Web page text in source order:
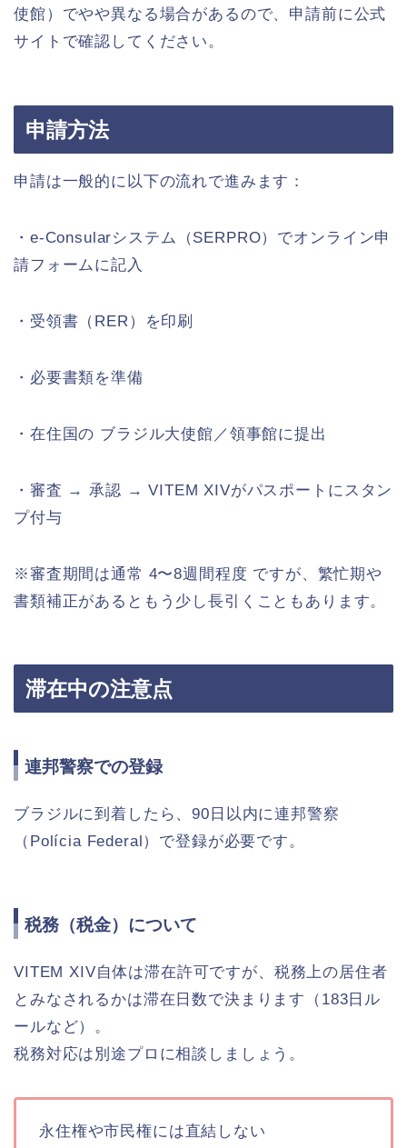
使館）でやや異なる場合があるので、申請前に公式
サイトで確認してください。
申請方法
申請は一般的に以下の流れで進みます：
・e-Consularシステム（SERPRO）でオンライン申
請フォームに記入
・受領書（RER）を印刷
・必要書類を準備
・在住国の ブラジル大使館／領事館に提出
・審査 → 承認 → VITEM XIVがパスポートにスタン
プ付与
※審査期間は通常 4〜8週間程度 ですが、繁忙期や
書類補正があるともう少し長引くこともあります。
滞在中の注意点
連邦警察での登録
ブラジルに到着したら、90日以内に連邦警察
（Polícia Federal）で登録が必要です。
税務（税金）について
VITEM XIV自体は滞在許可ですが、税務上の居住者
とみなされるかは滞在日数で決まります（183日ル
ールなど）。
税務対応は別途プロに相談しましょう。
永住権や市民権には直結しない